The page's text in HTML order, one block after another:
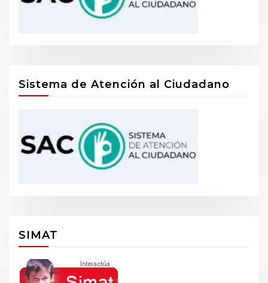
Sistema de Atención al Ciudadano
SIMAT